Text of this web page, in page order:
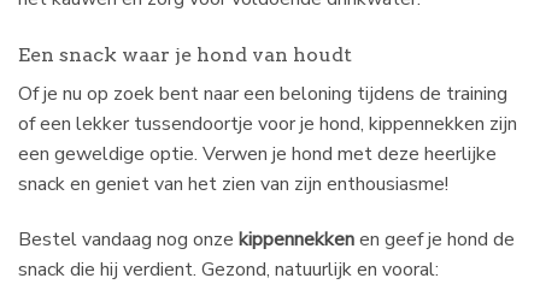
Een snack waar je hond van houdt
Of je nu op zoek bent naar een beloning tijdens de training
of een lekker tussendoortje voor je hond, kippennekken zijn
een geweldige optie. Verwen je hond met deze heerlijke
snack en geniet van het zien van zijn enthousiasme!
Bestel vandaag nog onze kippennekkenen geef je hond de
snack die hij verdient. Gezond, natuurlijk en vooral: